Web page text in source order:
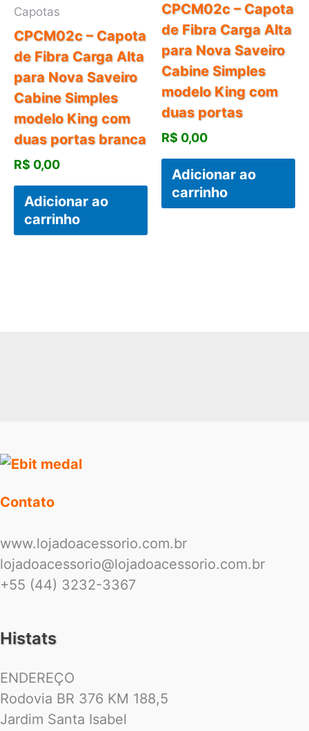
Capotas
CPCM02c – Capota
de Fibra Carga Alta
para Nova Saveiro
Cabine Simples
modelo King com
duas portas branca
R$ 0,00
Adicionar ao
carrinho
CPCM02c – Capota
de Fibra Carga Alta
para Nova Saveiro
Cabine Simples
modelo King com
duas portas
R$ 0,00
Adicionar ao
carrinho
Contato
www.lojadoacessorio.com.br
lojadoacessorio@lojadoacessorio.com.br
+55 (44) 3232-3367
Histats
ENDEREÇO
Rodovia BR 376 KM 188,5
Jardim Santa Isabel